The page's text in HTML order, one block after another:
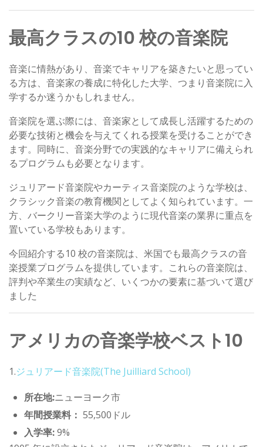
最高クラスの10 校の音楽院
音楽に情熱があり、音楽でキャリアを築きたいと思ってい
る方は、音楽家の養成に特化した大学、つまり音楽院に入
学するか迷うかもしれません。
音楽院を選ぶ際には、音楽家として成長し活躍するための
必要な技術と機会を与えてくれる授業を受けることができ
ます。同時に、音楽分野での実践的なキャリアに備えられ
るプログラムも必要となります。
ジュリアード音楽院やカーティス音楽院のような学校は、
クラシック音楽の教育機関としてよく知られています。一
方、バークリー音楽大学のように現代音楽の業界に重点を
置いている学校もあります。
今回紹介する10 校の音楽院は、米国でも最高クラスの音
楽授業プログラムを提供しています。これらの音楽院は、
評判や卒業生の実績など、いくつかの要素に基づいて選び
ました
アメリカの音楽学校ベスト10
1.ジュリアード音楽院(The Juilliard School)
所在地:ニューヨーク市
年間授業料： 55,500ドル
入学率:9%